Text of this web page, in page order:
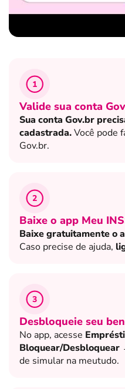
1
Valide sua conta
Sua conta Gov.br
cadastrada.Você pode
Gov.br.
2
Baixe o app Meu
Baixe gratuitamente o
Caso precise de ajuda,
3
Desbloqueie seu
No app, acesse
Bloquear/
de simular na meutudo.